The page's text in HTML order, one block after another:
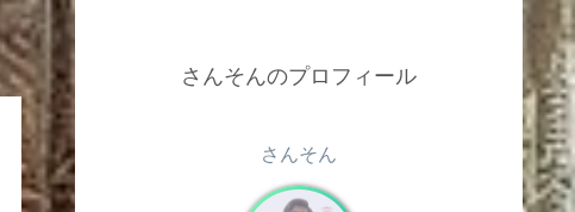
さんそんのプロフィール
さんそん